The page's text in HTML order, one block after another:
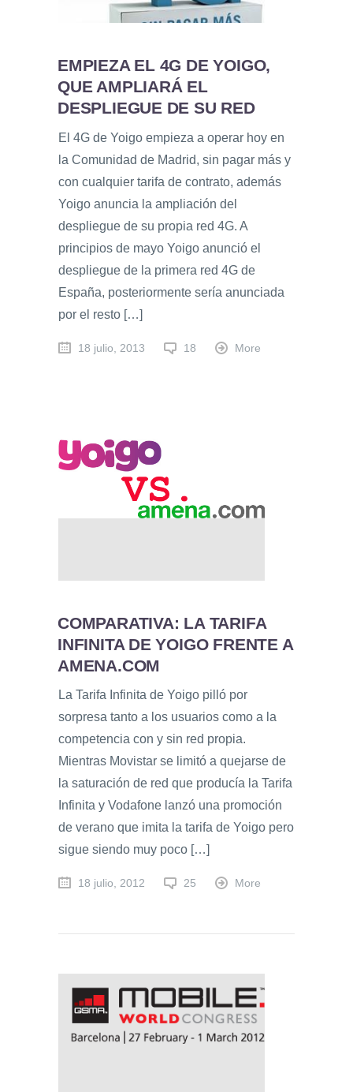
EMPIEZA EL 4G DE YOIGO,
QUE AMPLIARÁ EL
DESPLIEGUE DE SU RED
El 4G de Yoigo empieza a operar hoy en
la Comunidad de Madrid, sin pagar más y
con cualquier tarifa de contrato, además
Yoigo anuncia la ampliación del
despliegue de su propia red 4G. A
principios de mayo Yoigo anunció el
despliegue de la primera red 4G de
España, posteriormente sería anunciada
por el resto […]
18 julio, 2013 18 More
COMPARATIVA: LA TARIFA
INFINITA DE YOIGO FRENTE A
AMENA.COM
La Tarifa Infinita de Yoigo pilló por
sorpresa tanto a los usuarios como a la
competencia con y sin red propia.
Mientras Movistar se limitó a quejarse de
la saturación de red que producía la Tarifa
Infinita y Vodafone lanzó una promoción
de verano que imita la tarifa de Yoigo pero
sigue siendo muy poco […]
18 julio, 2012 25 More